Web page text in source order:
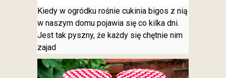
Kiedy w ogródku rośnie cukinia bigos z nią
w naszym domu pojawia się co kilka dni.
Jest tak pyszny, że każdy się chętnie nim
zajad